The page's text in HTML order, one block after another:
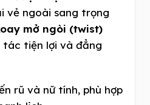
vẻ ngoài sang trọng
mở ngòi (twist)
tiện lợi và đẳng
rũ và nữ tính, phù hợp